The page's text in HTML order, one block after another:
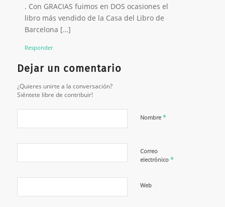
. Con GRACIAS fuimos en DOS ocasiones el
libro más vendido de la Casa del Libro de
Barcelona […]
Responder
Dejar un comentario
¿Quieres unirte a la conversación?
Siéntete libre de contribuir!
Nombre *
Correo
electrónico *
Web